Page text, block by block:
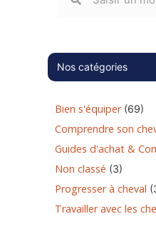
Nos catégories
Bien s'équiper(69)
Comprendre son
Guides d'achat &
Non classé (3)
Progresser à cheval
Travailler avec les